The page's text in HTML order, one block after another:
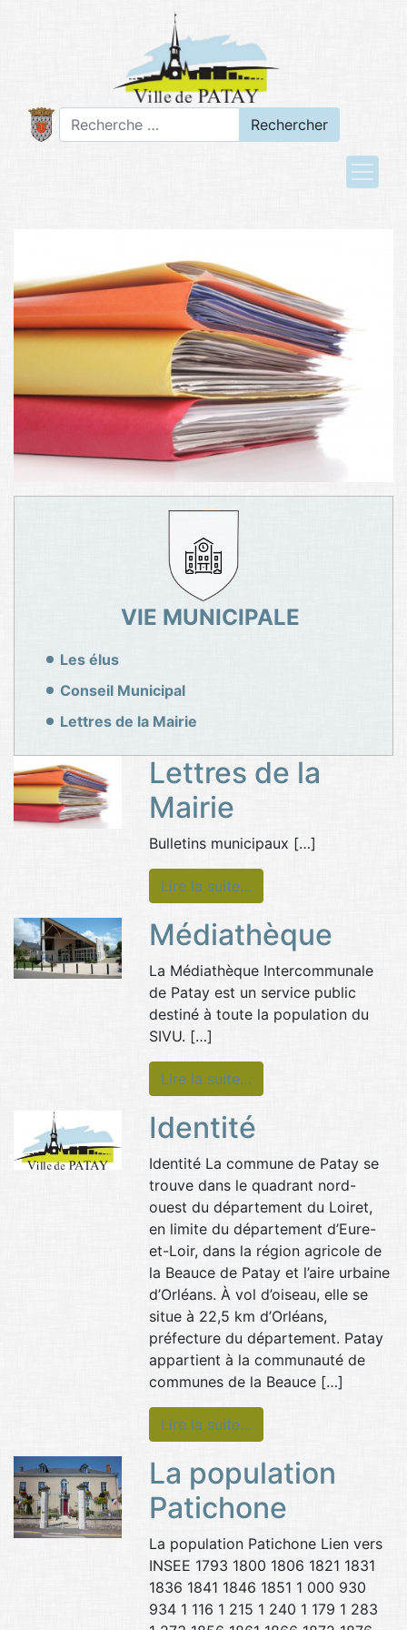
Rechercher
VIE MUNICIPALE
Les élus
Conseil Municipal
Lettres de la Mairie
Lettres de la
Mairie
Bulletins municipaux […]
Lire la suite…
Médiathèque
La Médiathèque Intercommunale
de Patay est un service public
destiné à toute la population du
SIVU. […]
Lire la suite…
Identité
Identité La commune de Patay se
trouve dans le quadrant nord-
ouest du département du Loiret,
en limite du département d’Eure-
et-Loir, dans la région agricole de
la Beauce de Patay et l’aire urbaine
d’Orléans. À vol d’oiseau, elle se
situe à 22,5 km d’Orléans,
préfecture du département. Patay
appartient à la communauté de
communes de la Beauce […]
Lire la suite…
La population
Patichone
La population Patichone Lien vers
INSEE 1793 1800 1806 1821 1831
1836 1841 1846 1851 1 000 930
934 1 116 1 215 1 240 1 179 1 283